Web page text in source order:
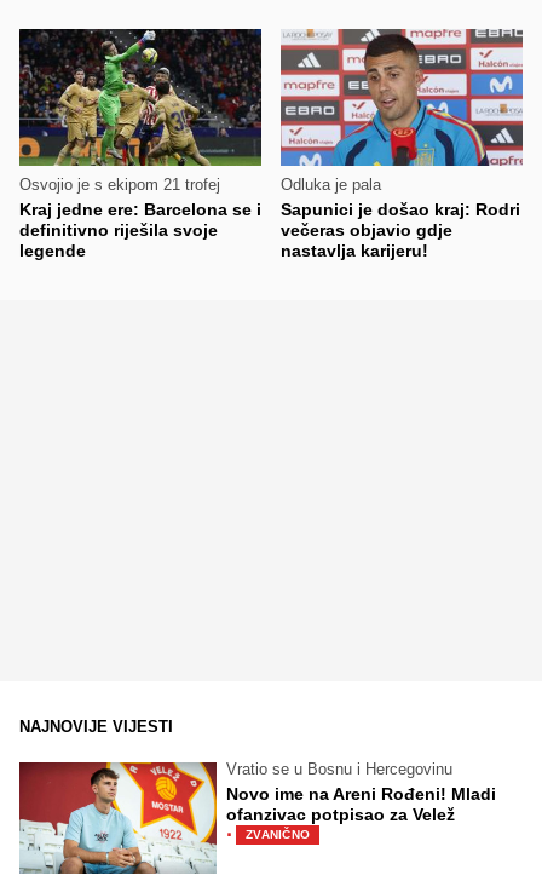
Osvojio je s ekipom 21 trofej
Kraj jedne ere: Barcelona se i
definitivno riješila svoje
legende
Odluka je pala
Sapunici je došao kraj: Rodri
večeras objavio gdje
nastavlja karijeru!
NAJNOVIJE VIJESTI
Vratio se u Bosnu i Hercegovinu
Novo ime na Areni Rođeni! Mladi
ofanzivac potpisao za Velež
· ZVANIČNO